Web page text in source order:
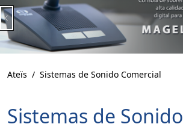
Previous
Ateïs Sistemas de Sonido Comercial
Sistemas de Sonido